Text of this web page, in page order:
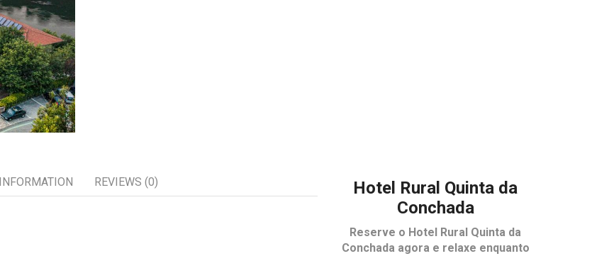
REVIEWS (0)
Hotel Rural Quinta da
Conchada
Reserve o Hotel Rural Quinta da
Conchada agora e relaxe enquanto